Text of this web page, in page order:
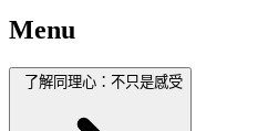
Menu
了解同理心：不只是感受